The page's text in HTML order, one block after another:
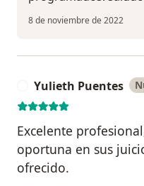
8 de noviembre de 2022
Yulieth Puentes
Excelente
oportuna en sus
ofrecido.